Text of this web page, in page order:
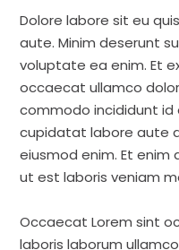
Dolore labore sit eu
aute. Minim deserunt
voluptate ea enim. Et
occaecat ullamco
commodo incididunt
cupidatat labore aute
eiusmod enim. Et
ut est laboris veniam
Occaecat Lorem sint
laboris laborum